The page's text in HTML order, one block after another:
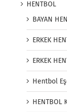
HENTBOL
BAYAN
ERKEK
ERKEK
Hentbol
HENTBOL